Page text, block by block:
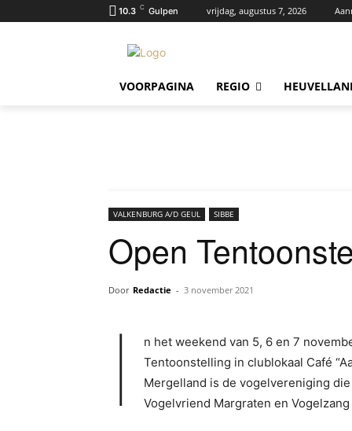
10.3 C Gulpen vrijdag, augustus 7, 2026
VOORPAGINA REGIO
VALKENBURG A/D GEUL SIBBE
Open
Door Redactie - 3 november 2021
I
n het weekend van 5, 6 en 7
Tentoonstelling in clublokaal Café
Mergelland is de vogelvereniging
Vogelvriend Margraten en